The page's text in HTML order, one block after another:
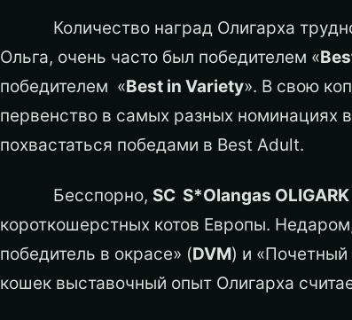
Количество наград Олигарха трудно
Ольга, очень часто был победителем «
победителем «Best in Variety». В свою
первенство в самых разных
похвастаться победами в Best Adult.
Бесспорно, SC S*Olangas OLIGARK
короткошерстных котов Европы.
победитель в окрасе» (DVM) и «Почетный
кошек выставочный опыт Олигарха